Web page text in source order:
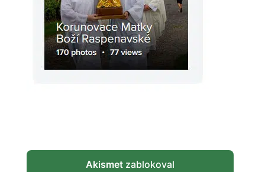
Akismetzablokoval